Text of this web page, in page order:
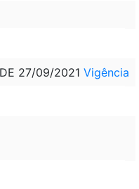
27/09/2021 Vigência